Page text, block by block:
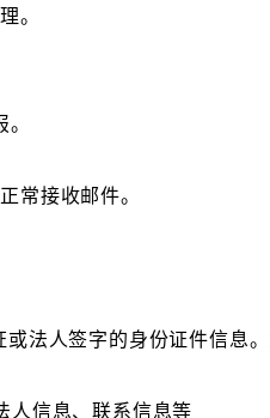
。
常接收邮件。
法人签字的身份证件信息
人信息、联系信息等